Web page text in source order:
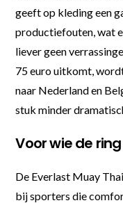
geeft op kleding een
productiefouten, wat
liever geen
75 euro uitkomt,
naar Nederland en
stuk minder
Voor wie de
De Everlast Muay
bij sporters die